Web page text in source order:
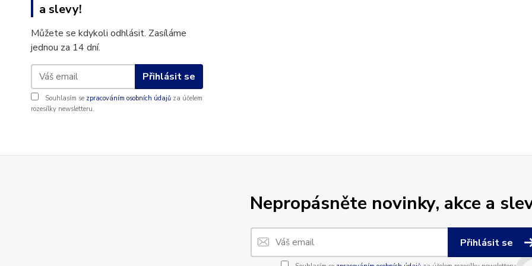
a slevy!
Můžete se kdykoli odhlásit. Zasíláme
jednou za 14 dní.
Přihlásit se
Souhlasím se zpracováním osobních údajů za účelem
rozesílky newsletteru.
Nepropásněte novinky, akce a
Přihlásit se